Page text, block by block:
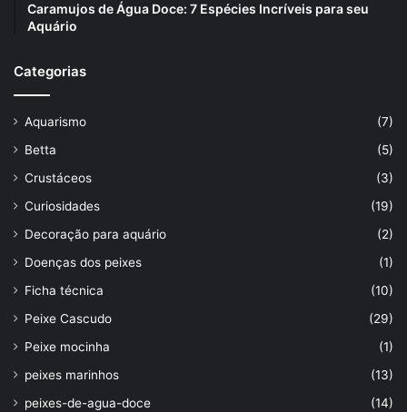
Caramujos de Água Doce: 7 Espécies Incríveis para seu
Aquário
Categorias
Aquarismo
(7)
Betta
(5)
Crustáceos
(3)
Curiosidades
(19)
Decoração para aquário
(2)
Doenças dos peixes
(1)
Ficha técnica
(10)
Peixe Cascudo
(29)
Peixe mocinha
(1)
peixes marinhos
(13)
peixes-de-agua-doce
(14)